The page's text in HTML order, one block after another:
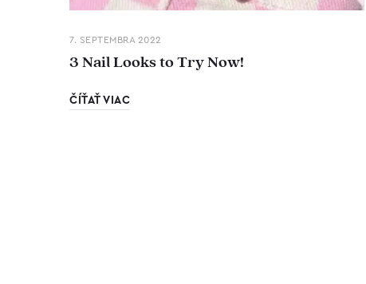
7. SEPTEMBRA 2022
3 Nail Looks to Try Now!
ČÍŤAŤ VIAC